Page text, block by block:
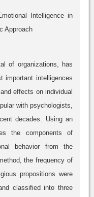
Intelligence in
Approach
of organizations, has
important intelligences
effects on individual
with psychologists,
decades. Using an
the components of
behavior from the
the frequency of
propositions were
classified into three